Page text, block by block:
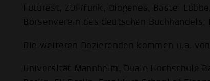
Futurest, ZDF/funk, Diogenes, Bastei
Börsenverein des deutschen Buchhandels,
Die weiteren Dozierenden kommen u.a.
Universität Mannheim, Duale Hochschule